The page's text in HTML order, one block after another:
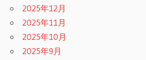
2025年12月
2025年11月
2025年10月
2025年9月